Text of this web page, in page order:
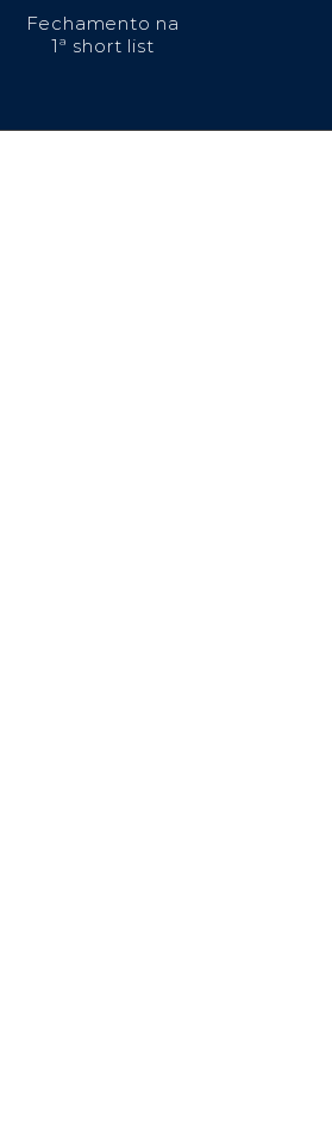
Fechamento na
1ª short list